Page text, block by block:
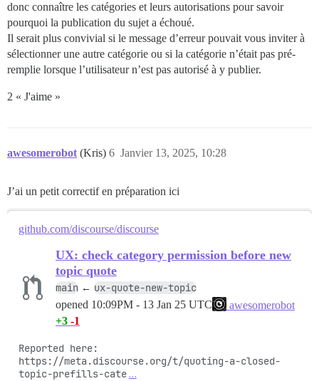
donc connaître les catégories et leurs autorisations pour savoir
pourquoi la publication du sujet a échoué.
Il serait plus convivial si le message d’erreur pouvait vous inviter à
sélectionner une autre catégorie ou si la catégorie n’était pas pré-
remplie lorsque l’utilisateur n’est pas autorisé à y publier.
2 « J'aime »
awesomerobot (Kris) Janvier 13, 2025, 10:28
6
J’ai un petit correctif en préparation ici
github.com/discourse/discourse
UX: check category permission before new
topic quote
main ← ux-quote-new-topic
opened 10:09PM - 13 Jan 25 UTC
awesomerobot
+3 -1
Reported here:
https://meta.discourse.org/t/quoting-a-closed-
topic-prefills-cate …